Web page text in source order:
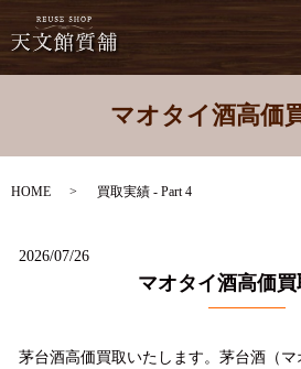
マオタイ酒高価
HOME 買取実績 - Part 4
2026/07/26
マオタイ酒高価
茅台酒高価買取いたします。茅台酒（マ